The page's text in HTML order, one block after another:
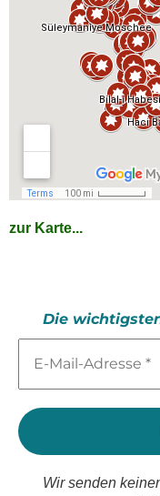
zur Karte...
Die
Mail-
*
Wir senden